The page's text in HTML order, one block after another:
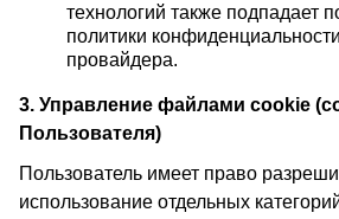
технологий также подпадает
политики
провайдера.
3. Управление файлами cookie
Пользователя)
Пользователь имеет право
использование отдельных